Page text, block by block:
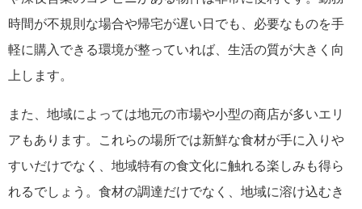
時間が不規則な場合や帰宅が遅い日でも、必要なものを手
軽に購入できる環境が整っていれば、生活の質が大きく向
上します。
また、地域によっては地元の市場や小型の商店が多いエリ
アもあります。これらの場所では新鮮な食材が手に入りや
すいだけでなく、地域特有の食文化に触れる楽しみも得ら
れるでしょう。食材の調達だけでなく、地域に溶け込むき